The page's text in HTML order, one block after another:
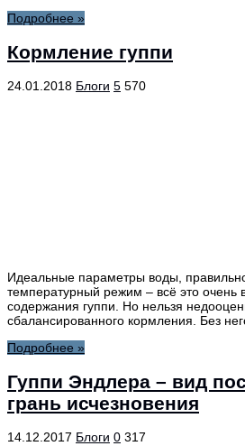
Подробнее »
Кормление гуппи
24.01.2018 Блоги 5 570
Идеальные параметры воды,
температурный режим – всё это очень
содержания гуппи. Но нельзя
сбалансированного кормления. Без
Подробнее »
Гуппи Эндлера – вид
грань исчезновения
14.12.2017 Блоги 0 317